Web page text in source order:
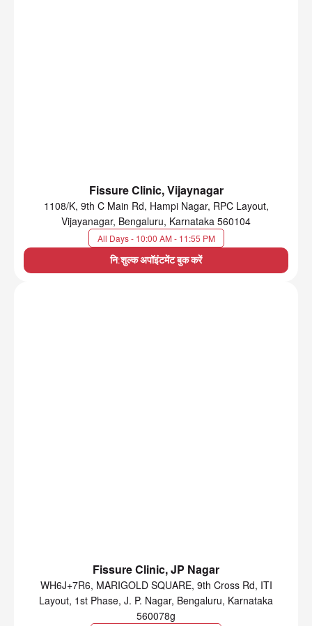
Fissure Clinic, Vijaynagar
1108/K, 9th C Main Rd, Hampi Nagar, RPC Layout,
Vijayanagar, Bengaluru, Karnataka 560104
All Days - 10:00 AM - 11:55 PM
नि:शुल्क अपॉइंटमेंट बुक करें
Fissure Clinic, JP Nagar
WH6J+7R6, MARIGOLD SQUARE, 9th Cross Rd, ITI
Layout, 1st Phase, J. P. Nagar, Bengaluru, Karnataka
560078g